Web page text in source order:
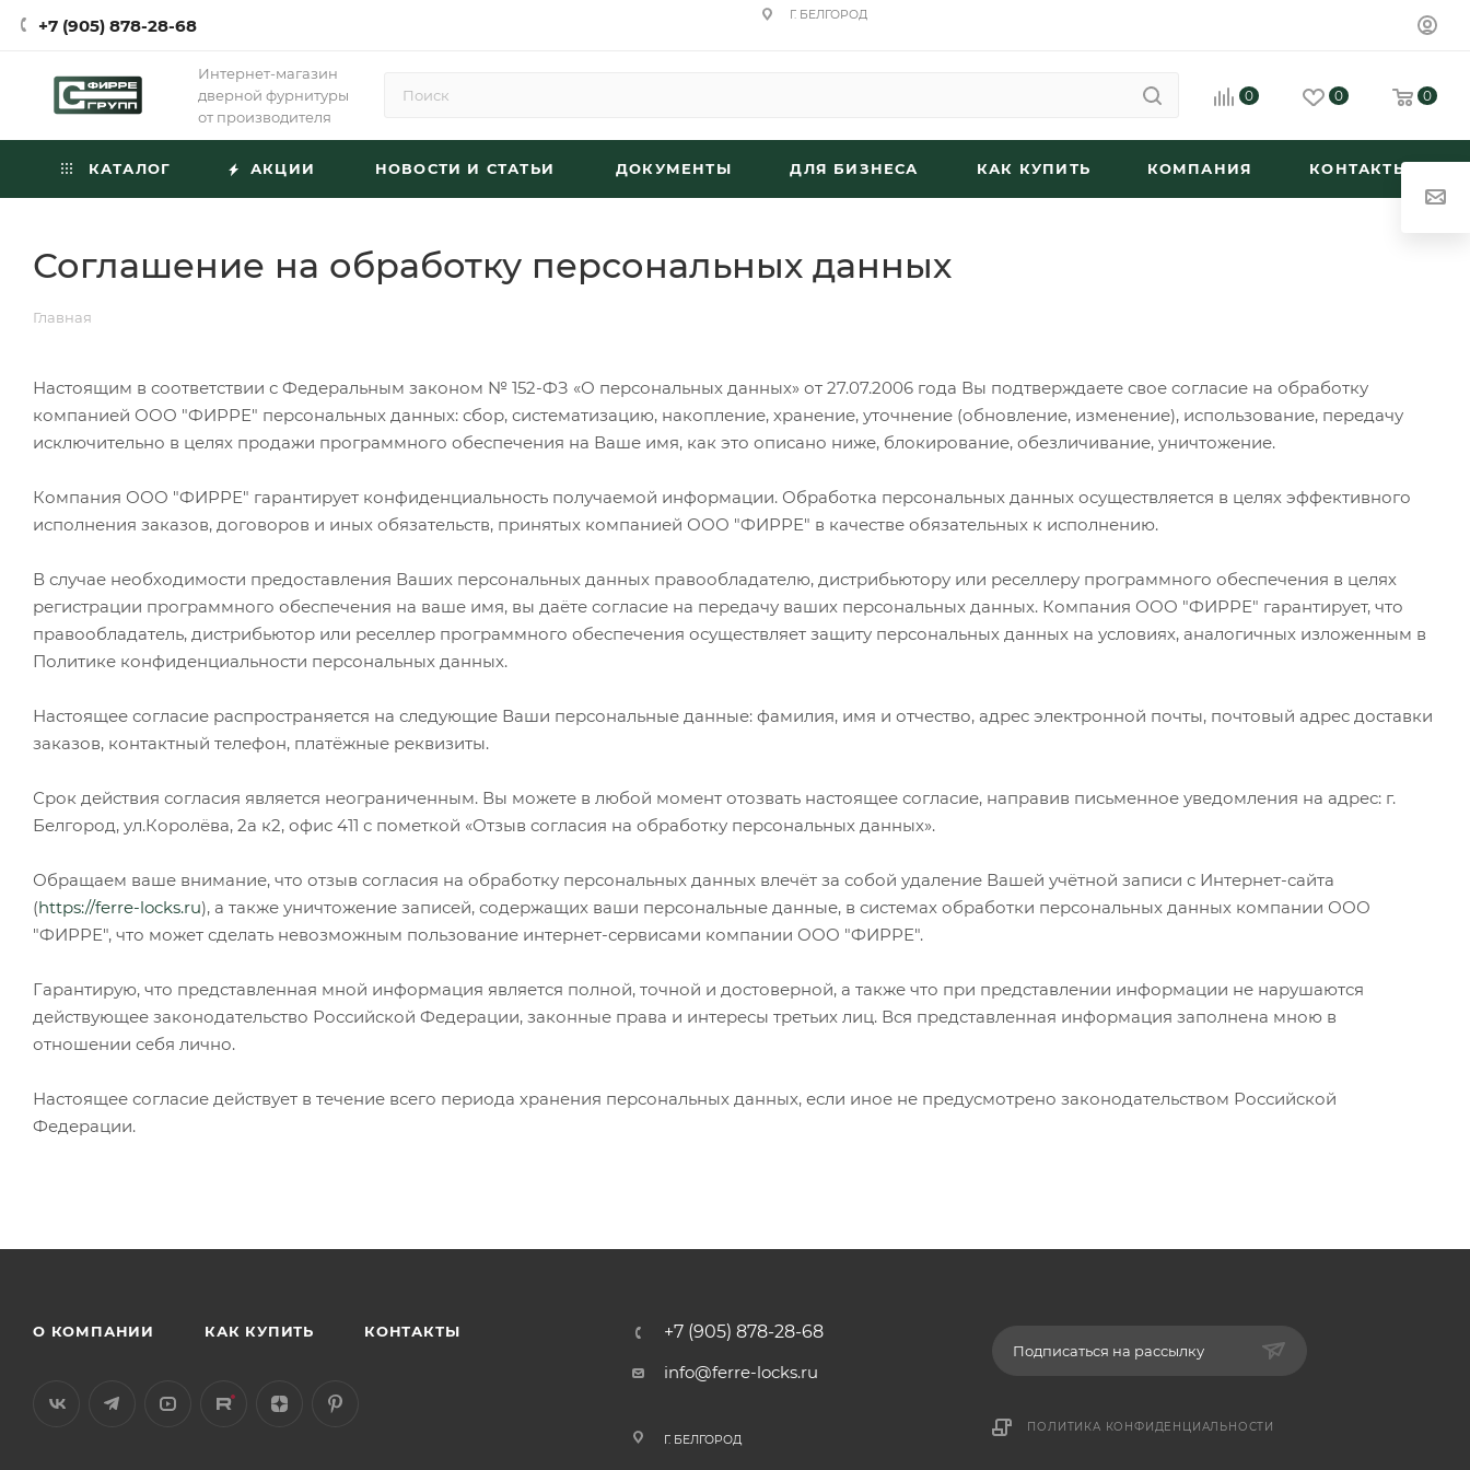
+7 (905) 878-28-68
Г. БЕЛГОРОД
Интернет-магазин
дверной фурнитуры
от производителя
0 0 0
КАТАЛОГ АКЦИИ НОВОСТИ И СТАТЬИ ДОКУМЕНТЫ ДЛЯ БИЗНЕСА КАК КУПИТЬ КОМПАНИЯ КОНТАКТЫ
Соглашение на обработку персональных данных
Главная
Настоящим в соответствии с Федеральным законом № 152-ФЗ «О персональных данных» от 27.07.2006 года Вы подтверждаете свое согласие на обработку
компанией ООО "ФИРРЕ" персональных данных: сбор, систематизацию, накопление, хранение, уточнение (обновление, изменение), использование, передачу
исключительно в целях продажи программного обеспечения на Ваше имя, как это описано ниже, блокирование, обезличивание, уничтожение.
Компания ООО "ФИРРЕ" гарантирует конфиденциальность получаемой информации. Обработка персональных данных осуществляется в целях эффективного
исполнения заказов, договоров и иных обязательств, принятых компанией ООО "ФИРРЕ" в качестве обязательных к исполнению.
В случае необходимости предоставления Ваших персональных данных правообладателю, дистрибьютору или реселлеру программного обеспечения в целях
регистрации программного обеспечения на ваше имя, вы даёте согласие на передачу ваших персональных данных. Компания ООО "ФИРРЕ" гарантирует, что
правообладатель, дистрибьютор или реселлер программного обеспечения осуществляет защиту персональных данных на условиях, аналогичных изложенным в
Политике конфиденциальности персональных данных.
Настоящее согласие распространяется на следующие Ваши персональные данные: фамилия, имя и отчество, адрес электронной почты, почтовый адрес доставки
заказов, контактный телефон, платёжные реквизиты.
Срок действия согласия является неограниченным. Вы можете в любой момент отозвать настоящее согласие, направив письменное уведомления на адрес: г.
Белгород, ул.Королёва, 2а к2, офис 411 с пометкой «Отзыв согласия на обработку персональных данных».
Обращаем ваше внимание, что отзыв согласия на обработку персональных данных влечёт за собой удаление Вашей учётной записи с Интернет-сайта
(https://ferre-locks.ru), а также уничтожение записей, содержащих ваши персональные данные, в системах обработки персональных данных компании ООО
"ФИРРЕ", что может сделать невозможным пользование интернет-сервисами компании ООО "ФИРРЕ".
Гарантирую, что представленная мной информация является полной, точной и достоверной, а также что при представлении информации не нарушаются
действующее законодательство Российской Федерации, законные права и интересы третьих лиц. Вся представленная информация заполнена мною в
отношении себя лично.
Настоящее согласие действует в течение всего периода хранения персональных данных, если иное не предусмотрено законодательством Российской
Федерации.
О КОМПАНИИ КАК КУПИТЬ КОНТАКТЫ
+7 (905) 878-28-68
info@ferre-locks.ru
Г. БЕЛГОРОД
Подписаться на рассылку
ПОЛИТИКА КОНФИДЕНЦИАЛЬНОСТИ